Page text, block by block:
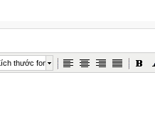
thước font